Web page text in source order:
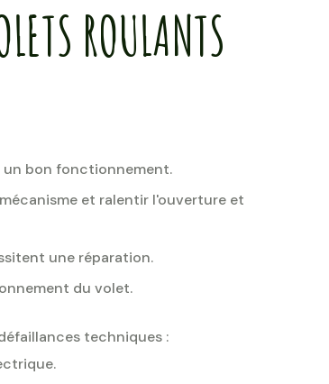
ROULANTS
un bon fonctionnement.
et ralentir l'ouverture et
une réparation.
du volet.
techniques :